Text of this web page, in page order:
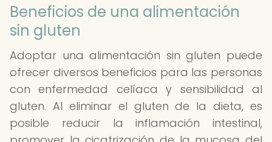
Beneficios de una alimentación
sin gluten
Adoptar una alimentación sin gluten puede
ofrecer diversos beneficios para las personas
con enfermedad celíaca y sensibilidad al
gluten. Al eliminar el gluten de la dieta, es
posible reducir la inflamación intestinal,